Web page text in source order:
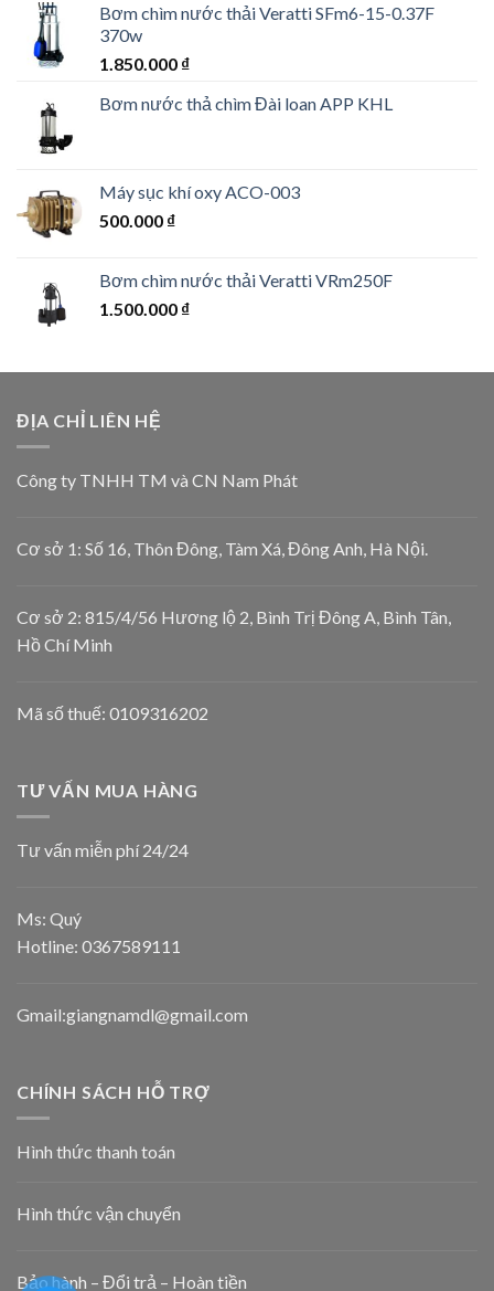
Bơm chìm nước thải Veratti SFm6-15-0.37F
370w
1.850.000 ₫
Bơm nước thả chìm Đài loan APP KHL
Máy sục khí oxy ACO-003
500.000 ₫
Bơm chìm nước thải Veratti VRm250F
1.500.000 ₫
ĐỊA CHỈ LIÊN HỆ
Công ty TNHH TM và CN Nam Phát
Cơ sở 1: Số 16, Thôn Đông, Tàm Xá, Đông Anh, Hà Nội.
Cơ sở 2: 815/4/56 Hương lộ 2, Bình Trị Đông A, Bình Tân,
Hồ Chí Minh
Mã số thuế: 0109316202
TƯ VẤN MUA HÀNG
Tư vấn miễn phí 24/24
Ms: Quý
Hotline: 0367589111
Gmail:giangnamdl@gmail.com
CHÍNH SÁCH HỖ TRỢ
Hình thức thanh toán
Hình thức vận chuyển
Bảo hành – Đổi trả – Hoàn tiền